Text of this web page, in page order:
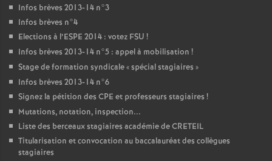
Infos brèves 2013-14 n°3
Infos brèves n°4
Elections à l’ESPE 2014 : votez FSU !
Infos brèves 2013-14 n°5 : appel à mobilisation !
Stage de formation syndicale «spécial stagiaires »
Infos brèves 2013-14 n°6
Signez la pétition des CPE et professeurs stagiaires !
Mutations, notation, inspection...
Liste des berceaux stagiaires académie deCRETEIL
Titularisation et convocation au baccalauréat des collègues
stagiaires